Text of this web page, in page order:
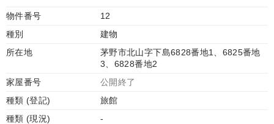
物件番号
12
種別
建物
所在地
茅野市北山字下島6828番地1、6825番地
3、6828番地2
家屋番号
公開終了
種類 (登記)
旅館
種類 (現況)
-